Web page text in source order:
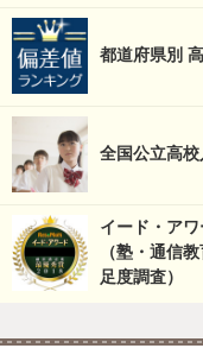
都道府県別
全国公立高校
イード・アワ
（塾・通信
足度調査）